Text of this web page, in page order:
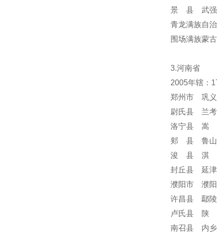
景 县 武强
青龙满族自
围场满族蒙
3.河南省
2005年辖：
郑州市 巩
尉氏县 兰
洛宁县 嵩
郏 县 鲁
浚 县 淇
封丘县 延
濮阳市 濮
许昌县 鄢
卢氏县 陕
南召县 内